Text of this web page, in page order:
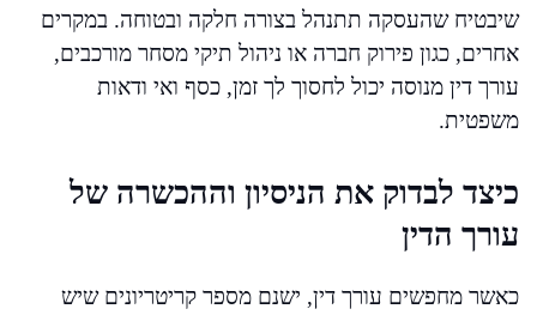
שיבטיח שהעסקה תתנהל בצורה חלקה ובטוחה. במקרים
אחרים, כגון פירוק חברה או ניהול תיקי מסחר מורכבים,
עורך דין מנוסה יכול לחסוך לך זמן, כסף ואי ודאות
משפטית.
כיצד לבדוק את הניסיון וההכשרה של
עורך הדין
כאשר מחפשים עורך דין, ישנם מספר קריטריונים שיש